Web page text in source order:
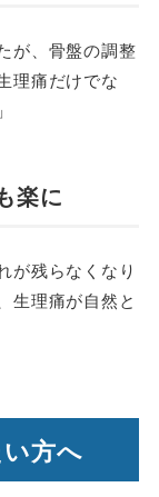
が、骨盤の調整
理痛だけでな
楽に
が残らなくなり
生理痛が自然と
方へ